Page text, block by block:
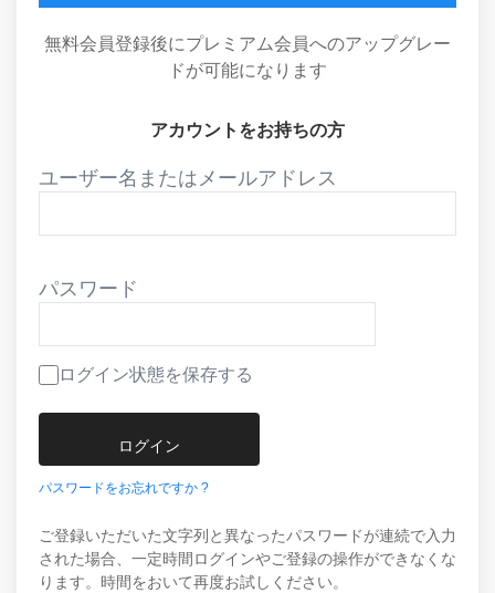
無料会員登録後にプレミアム会員へのアップグレー
ドが可能になります
アカウントをお持ちの方
ユーザー名またはメールアドレス
パスワード
ログイン状態を保存する
パスワードをお忘れですか ?
ご登録いただいた文字列と異なったパスワードが連続で入力
された場合、一定時間ログインやご登録の操作ができなくな
ります。時間をおいて再度お試しください。